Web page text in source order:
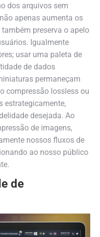
dos arquivos sem
apenas aumenta os
preserva o apelo
Igualmente
usar uma paleta de
de dados
permaneçam
compressão lossless ou
estrategicamente,
desejada. Ao
de imagens,
nossos fluxos de
ao nosso público
de